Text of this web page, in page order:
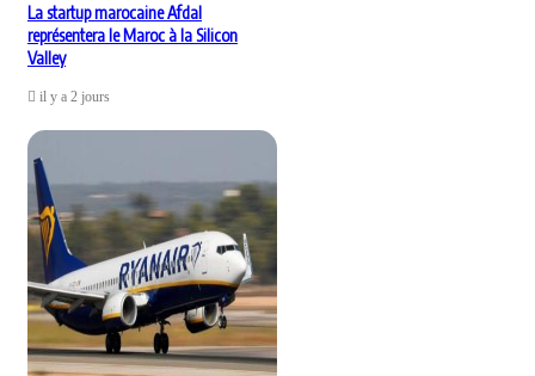
La startup marocaine Afdal
représentera le Maroc à la Silicon
Valley
il y a 2 jours